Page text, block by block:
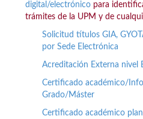
digital/electrónico para
trámites de la UPM y de
Solicitud títulos GIA,
por Sede Electrónica
Acreditación Externa nivel
Certificado académico/
Grado/Máster
Certificado académico